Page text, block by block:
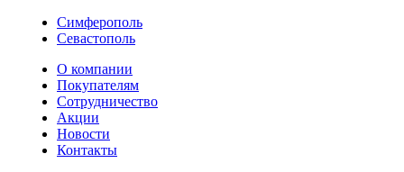
Симферополь
Севастополь
О компании
Покупателям
Сотрудничество
Акции
Новости
Контакты